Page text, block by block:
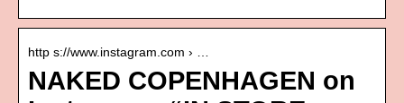
http s://www.instagram.com › …
NAKED COPENHAGEN on